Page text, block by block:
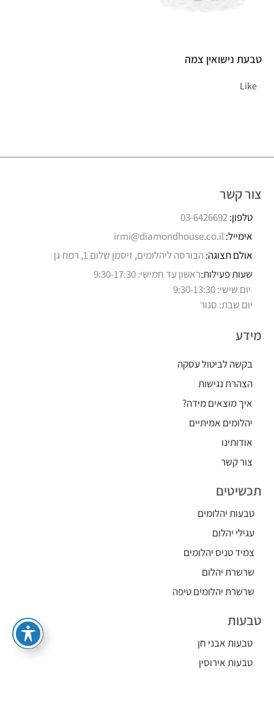
טבעת נישואין צמה
Like
צור קשר
טלפון:03-6426692
אימייל:irmi@diamondhouse.co.il
אולם תצוגה: הבורסה ליהלומים, זיסמן שלום 1, רמת גן
שעות פעילות:ראשון עד חמישי: 9:30-17:30
יום שישי: 9:30-13:30
יום שבת: סגור
מידע
בקשה לביטול עסקה
הצהרת נגישות
איך מוצאים מידה?
יהלומים אמיתיים
אודותינו
צור קשר
תכשיטים
טבעות יהלומים
עגילי יהלום
צמיד טניס יהלומים
שרשרת יהלום
שרשרת יהלומים טיפה
טבעות
טבעות אבני חן
טבעות אירוסין